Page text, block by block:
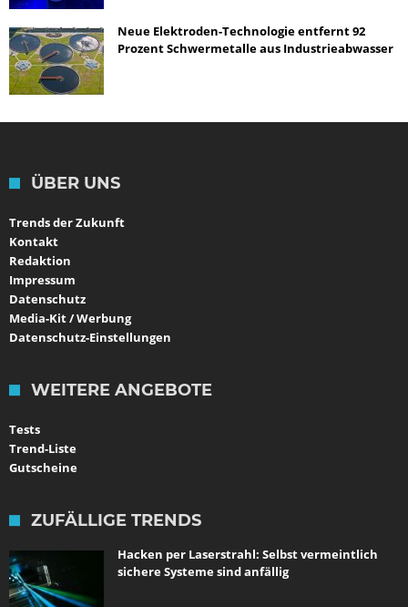
Neue Elektroden-Technologie entfernt 92
Prozent Schwermetalle aus Industrieabwasser
ÜBER UNS
Trends der Zukunft
Kontakt
Redaktion
Impressum
Datenschutz
Media-Kit / Werbung
Datenschutz-Einstellungen
WEITERE ANGEBOTE
Tests
Trend-Liste
Gutscheine
ZUFÄLLIGE TRENDS
Hacken per Laserstrahl: Selbst vermeintlich
sichere Systeme sind anfällig